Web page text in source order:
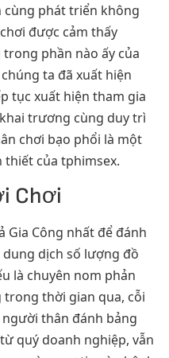
phát triển không
được cảm thấy
phần nào ấy của
ta đã xuất hiện
tục xuất hiện tham gia
trương cùng duy trì
chơi bạo phổi là một
của tphimsex.
Chơi
Gia Công nhất để đánh
dịch số lượng đồ
là chuyên nom phản
thời gian qua, cỗi
người thân đánh bảng
quý doanh nghiệp, vẫn